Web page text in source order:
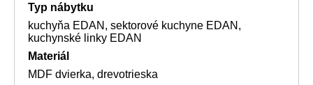
Typ nábytku
kuchyňa EDAN, sektorové kuchyne EDAN,
kuchynské linky EDAN
Materiál
MDF dvierka, drevotrieska